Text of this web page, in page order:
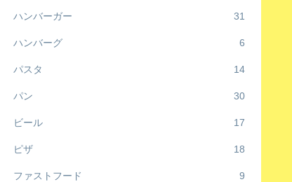
ハンバーガー 31
ハンバーグ 6
パスタ 14
パン 30
ビール 17
ピザ 18
ファストフード 9